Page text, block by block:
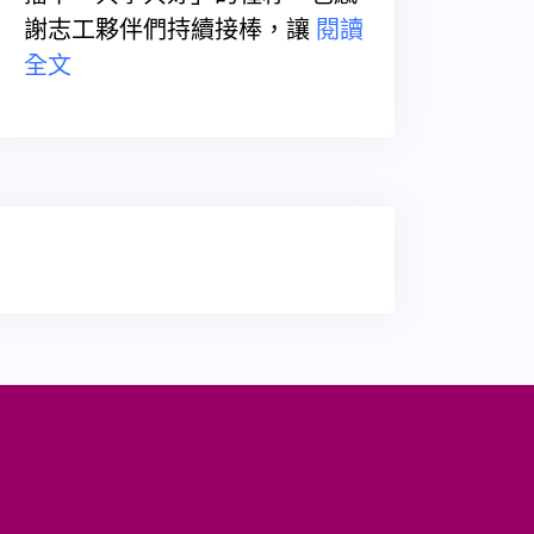
謝志工夥伴們持續接棒，讓 閱讀
全文